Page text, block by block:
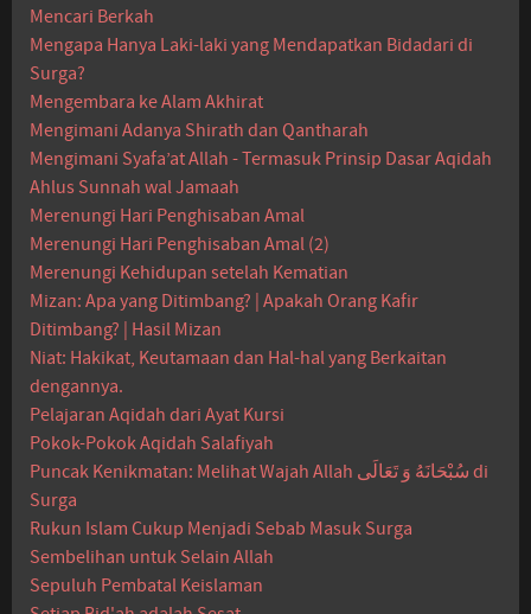
Mencari Berkah
Mengapa Hanya Laki-laki yang Mendapatkan Bidadari di
Surga?
Mengembara ke Alam Akhirat
Mengimani Adanya Shirath dan Qantharah
Mengimani Syafa’at Allah - Termasuk Prinsip Dasar Aqidah
Ahlus Sunnah wal Jamaah
Merenungi Hari Penghisaban Amal
Merenungi Hari Penghisaban Amal (2)
Merenungi Kehidupan setelah Kematian
Mizan: Apa yang Ditimbang? | Apakah Orang Kafir
Ditimbang? | Hasil Mizan
Niat: Hakikat, Keutamaan dan Hal-hal yang Berkaitan
dengannya.
Pelajaran Aqidah dari Ayat Kursi
Pokok-Pokok Aqidah Salafiyah
Puncak Kenikmatan: Melihat Wajah Allah سُبْحَانَهُ وَ تَعَالَى di
Surga
Rukun Islam Cukup Menjadi Sebab Masuk Surga
Sembelihan untuk Selain Allah
Sepuluh Pembatal Keislaman